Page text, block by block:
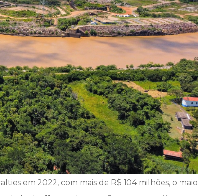
em 2022, com mais de R$ 104 milhões, o